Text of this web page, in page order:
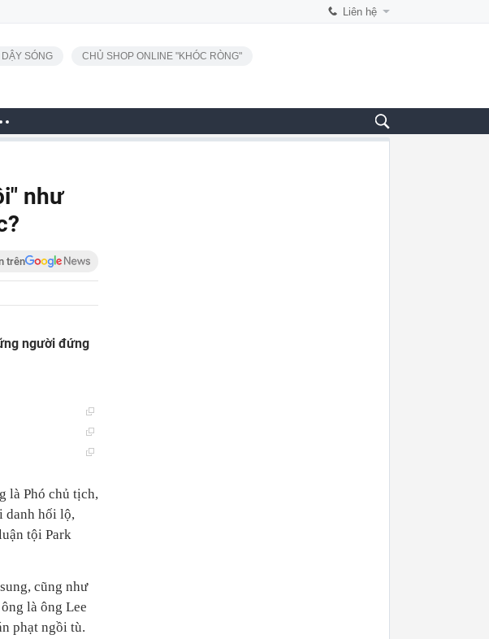
Liên hệ
SÓNG CHỦ SHOP ONLINE "KHÓC RÒNG"
như
trên
người đứng
là Phó chủ tịch,
danh hối lộ,
tội Park
cũng như
là ông Lee
phạt ngồi tù.